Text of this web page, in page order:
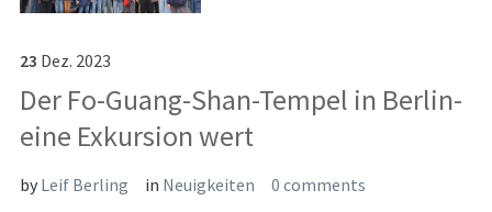
23 Dez. 2023
Der Fo-Guang-Shan-Tempel in Berlin-
eine Exkursion wert
byLeif Berling in Neuigkeiten
0 comments